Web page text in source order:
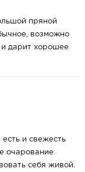
пряной
возможно
дарит хорошее
и свежесть
очарование
себя живой.